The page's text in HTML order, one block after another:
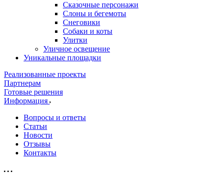
Сказочные персонажи
Слоны и бегемоты
Снеговики
Собаки и коты
Улитки
Уличное освещение
Уникальные площадки
Реализованные проекты
Партнерам
Готовые решения
Информация
Вопросы и ответы
Статьи
Новости
Отзывы
Контакты